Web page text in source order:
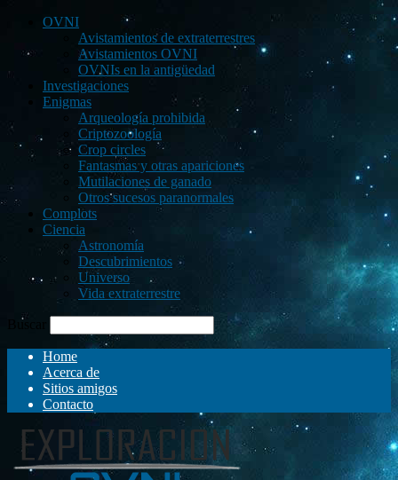
OVNI
Avistamientos de extraterrestres
Avistamientos OVNI
OVNIs en la antigüedad
Investigaciones
Enigmas
Arqueología prohibida
Criptozoología
Crop circles
Fantasmas y otras apariciones
Mutilaciones de ganado
Otros sucesos paranormales
Complots
Ciencia
Astronomía
Descubrimientos
Universo
Vida extraterrestre
Buscar
Home
Acerca de
Sitios amigos
Contacto